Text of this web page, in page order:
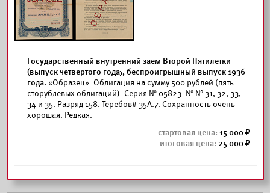
Государственный внутренний заем Второй Пятилетки
(выпуск четвертого года), беспроигрышный выпуск 1936
года. «Образец». Облигация на сумму 500 рублей (пять
сторублевых облигаций). Серия № 05823. № № 31, 32, 33,
34 и 35. Разряд 158. Теребов# 35А.7. Сохранность очень
хорошая. Редкая.
15 000
25 000